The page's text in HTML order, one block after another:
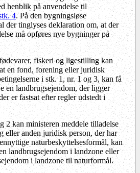
henblik på anvendelse til
4. På den bygningsløse
der tinglyses deklaration om, at der
må opføres nye bygninger på
fiskeri og ligestilling kan
en fond, forening eller juridisk
i stk. 1, nr. 1 og 3, kan få
en landbrugsejendom, der ligger
er fastsat efter regler udstedt i
2 kan ministeren meddele tilladelse
eller anden juridisk person, der har
naturbeskyttelsesformål, kan
landbrugsejendom i landzone eller
i landzone til naturformål.